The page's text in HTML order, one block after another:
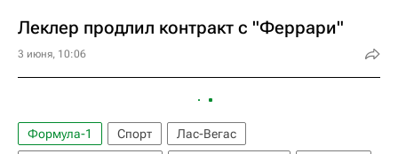
Леклер продлил контракт с "Феррари"
3 июня, 10:06
Формула-1 Спорт
Лас-Вегас